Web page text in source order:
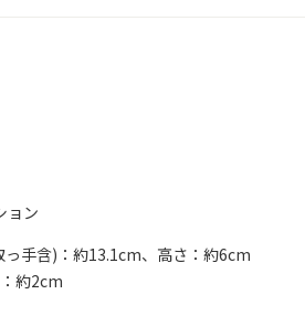
ョン
っ手含)：約13.1cm、高さ：約6cm
約2cm